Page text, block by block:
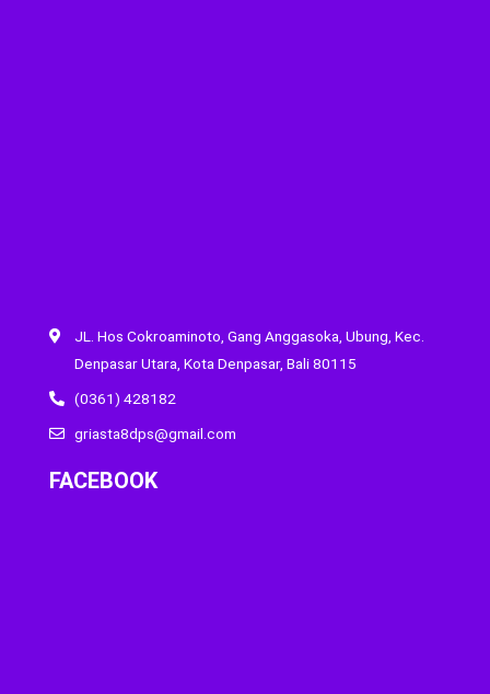
JL. Hos Cokroaminoto, Gang Anggasoka, Ubung, Kec.
Denpasar Utara, Kota Denpasar, Bali 80115
(0361) 428182
griasta8dps@gmail.com
FACEBOOK